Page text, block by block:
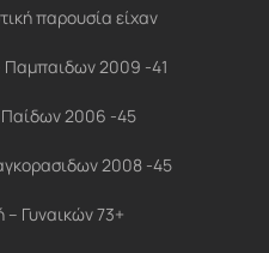
παρουσία είχαν
Παμπαιδων 2009 -41
2006 -45
2008 -45
Γυναικών 73+